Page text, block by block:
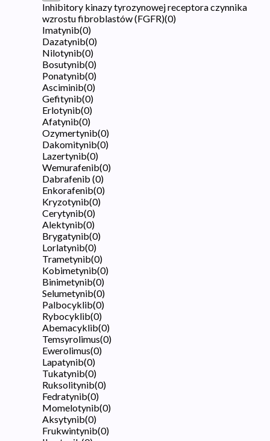
Inhibitory kinazy tyrozynowej receptora czynnika
wzrostu fibroblastów (FGFR)(0)
Imatynib(0)
Dazatynib(0)
Nilotynib(0)
Bosutynib(0)
Ponatynib(0)
Asciminib(0)
Gefitynib(0)
Erlotynib(0)
Afatynib(0)
Ozymertynib(0)
Dakomitynib(0)
Lazertynib(0)
Wemurafenib(0)
Dabrafenib (0)
Enkorafenib(0)
Kryzotynib(0)
Cerytynib(0)
Alektynib(0)
Brygatynib(0)
Lorlatynib(0)
Trametynib(0)
Kobimetynib(0)
Binimetynib(0)
Selumetynib(0)
Palbocyklib(0)
Rybocyklib(0)
Abemacyklib(0)
Temsyrolimus(0)
Ewerolimus(0)
Lapatynib(0)
Tukatynib(0)
Ruksolitynib(0)
Fedratynib(0)
Momelotynib(0)
Aksytynib(0)
Frukwintynib(0)